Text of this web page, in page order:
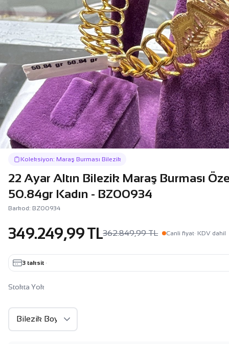
Koleksiyon: Maraş Burması Bilezik
22 Ayar Altın Bilezik Maraş Burması
50.84gr Kadın - BZ00934
Barkod: BZ00934
349.249,99 TL362.849,99 TL Canli fiyat· KDV dahil
3 taksit ·
Stokta Yok